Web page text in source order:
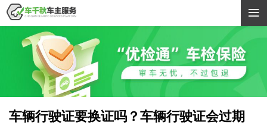

车辆行驶证要换证吗？车辆行驶证会过期